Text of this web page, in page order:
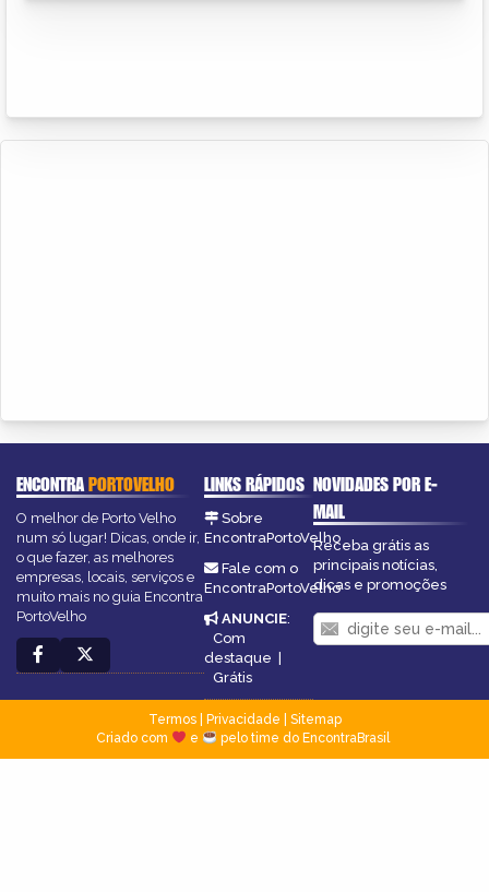
ENCONTRAPORTOVELHO
O melhor de Porto Velho
num só lugar! Dicas, onde ir,
o que fazer, as melhores
empresas, locais, serviços e
muito mais no guia Encontra
PortoVelho
LINKS RÁPIDOS
Sobre
EncontraPortoVelho
Fale com o
EncontraPortoVelho
ANUNCIE:
Com
destaque |
Grátis
NOVIDADES POR E-
MAIL
Receba grátis as
principais notícias,
dicas e promoções
Termos| Privacidade
Sitemap
Criado com
e pelo time do EncontraBrasil